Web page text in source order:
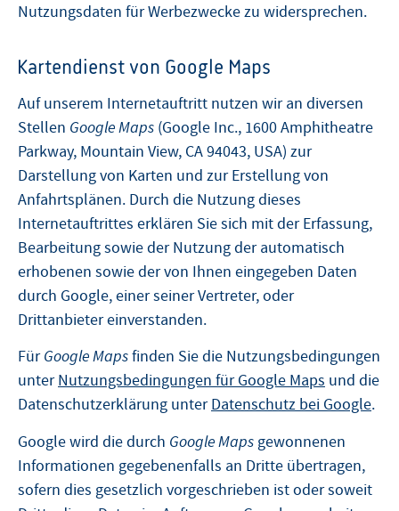
Nutzungsdaten für Werbezwecke zu widersprechen.
Kartendienst von Google Maps
Auf unserem Internetauftritt nutzen wir an diversen
Stellen Google Maps (Google Inc., 1600 Amphitheatre
Parkway, Mountain View, CA 94043, USA) zur
Darstellung von Karten und zur Erstellung von
Anfahrtsplänen. Durch die Nutzung dieses
Internetauftrittes erklären Sie sich mit der Erfassung,
Bearbeitung sowie der Nutzung der automatisch
erhobenen sowie der von Ihnen eingegeben Daten
durch Google, einer seiner Vertreter, oder
Drittanbieter einverstanden.
FürGoogle Mapsfinden Sie die Nutzungsbedingungen
unterNutzungsbedingungen für Google Maps und die
Datenschutzerklärung unterDatenschutz bei Google.
Google wird die durch Google Maps gewonnenen
Informationen gegebenenfalls an Dritte übertragen,
sofern dies gesetzlich vorgeschrieben ist oder soweit